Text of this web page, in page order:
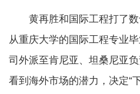
黄再胜和国际工程打了数
从重庆大学的国际工程专业
司外派至肯尼亚、坦桑尼亚
看到海外市场的潜力，决定“下